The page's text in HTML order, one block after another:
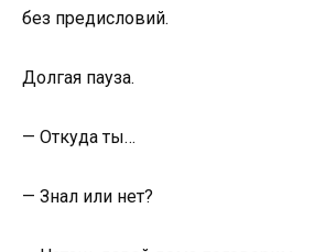
без предисловий.
Долгая пауза.
— Откуда ты…
— Знал или нет?